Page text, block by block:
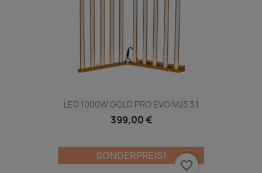
LED 1000W GOLD PRO EVO MJ3 3.1
399,00 €
SONDERPREIS!
favorite_border